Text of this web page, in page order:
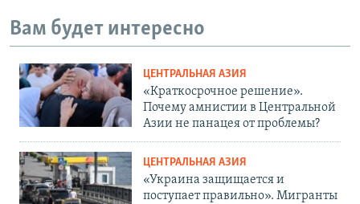
Вам будет интересно
ЦЕНТРАЛЬНАЯ АЗИЯ
«Краткосрочное решение».
Почему амнистии в Центральной
Азии не панацея от проблемы?
ЦЕНТРАЛЬНАЯ АЗИЯ
«Украина защищается и
поступает правильно». Мигранты